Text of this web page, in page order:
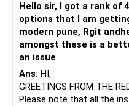
– HSBC India Export
– ICICI Prudential
– Sundaram Multi Asset
– Tata Nifty Auto Index
– Tata Nifty India Tourism
I would not judge these
Hello sir, I got a rank of
options that I am
modern pune, Rgit
amongst these is a
an issue
Ans: HI,
GREETINGS FROM THE
Please note that all the